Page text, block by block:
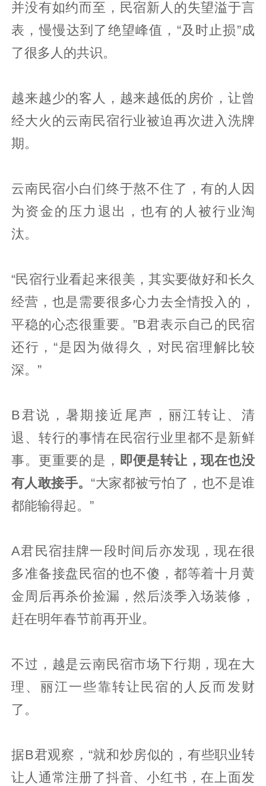
并没有如约而至，民宿新人的失望溢于言
表，慢慢达到了绝望峰值，“及时止损”成
了很多人的共识。
越来越少的客人，越来越低的房价，让曾
经大火的云南民宿行业被迫再次进入洗牌
期。
云南民宿小白们终于熬不住了，有的人因
为资金的压力退出，也有的人被行业淘
汰。
“民宿行业看起来很美，其实要做好和长久
经营，也是需要很多心力去全情投入的，
平稳的心态很重要。”B君表示自己的民宿
还行，“是因为做得久，对民宿理解比较
深。”
B君说，暑期接近尾声，丽江转让、清
退、转行的事情在民宿行业里都不是新鲜
事。更重要的是， 即便是转让，现在也没
有人敢接手。“大家都被亏怕了，也不是谁
都能输得起。”
A君民宿挂牌一段时间后亦发现，现在很
多准备接盘民宿的也不傻，都等着十月黄
金周后再杀价捡漏，然后淡季入场装修，
赶在明年春节前再开业。
不过，越是云南民宿市场下行期，现在大
理、丽江一些靠转让民宿的人反而发财
了。
据B君观察，“就和炒房似的，有些职业转
让人通常注册了抖音、小红书，在上面发